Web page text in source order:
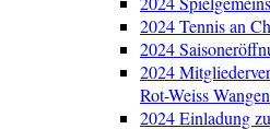
2024 Tennis an
2024
2024
Rot-Weiss Wangen
2024 Einladung